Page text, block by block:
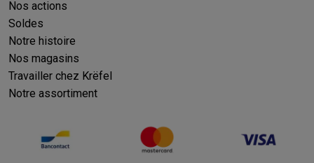
Nos actions
Soldes
Notre histoire
Nos magasins
Travailler chez Krëfel
Notre assortiment